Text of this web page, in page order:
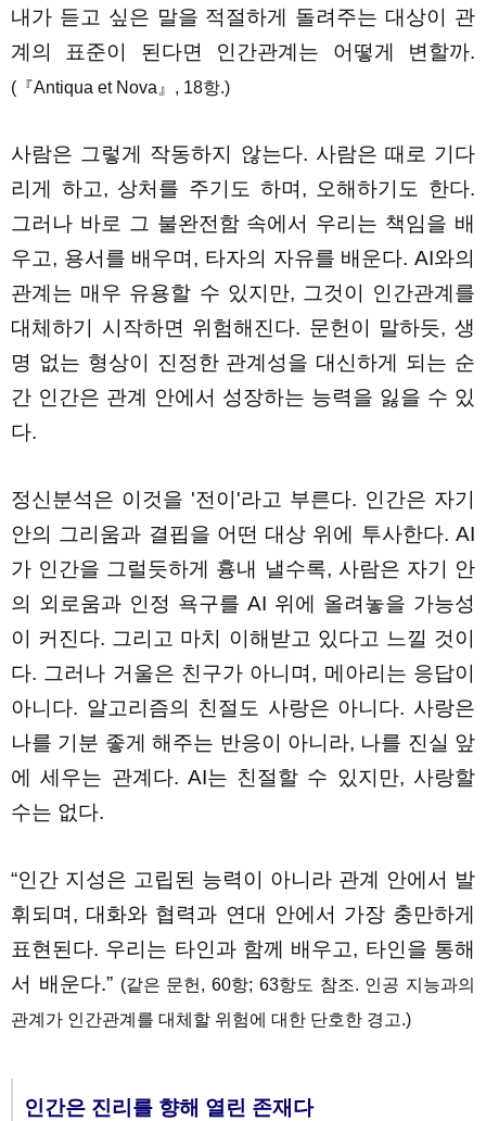
내가 듣고 싶은 말을 적절하게 돌려주는 대상이 관
계의 표준이 된다면 인간관계는 어떻게 변할까.
( 『Antiqua et Nova』, 18항.)
사람은 그렇게 작동하지 않는다. 사람은 때로 기다
리게 하고, 상처를 주기도 하며, 오해하기도 한다.
그러나 바로 그 불완전함 속에서 우리는 책임을 배
우고, 용서를 배우며, 타자의 자유를 배운다. AI와의
관계는 매우 유용할 수 있지만, 그것이 인간관계를
대체하기 시작하면 위험해진다. 문헌이 말하듯, 생
명 없는 형상이 진정한 관계성을 대신하게 되는 순
간 인간은 관계 안에서 성장하는 능력을 잃을 수 있
다.
정신분석은 이것을 '전이'라고 부른다. 인간은 자기
안의 그리움과 결핍을 어떤 대상 위에 투사한다. AI
가 인간을 그럴듯하게 흉내 낼수록, 사람은 자기 안
의 외로움과 인정 욕구를 AI 위에 올려놓을 가능성
이 커진다. 그리고 마치 이해받고 있다고 느낄 것이
다. 그러나 거울은 친구가 아니며, 메아리는 응답이
아니다. 알고리즘의 친절도 사랑은 아니다. 사랑은
나를 기분 좋게 해주는 반응이 아니라, 나를 진실 앞
에 세우는 관계다. AI는 친절할 수 있지만, 사랑할
수는 없다.
“인간 지성은 고립된 능력이 아니라 관계 안에서 발
휘되며, 대화와 협력과 연대 안에서 가장 충만하게
표현된다. 우리는 타인과 함께 배우고, 타인을 통해
서 배운다.” (같은 문헌, 60항; 63항도 참조. 인공 지능과의
관계가 인간관계를 대체할 위험에 대한 단호한 경고.)
인간은 진리를 향해 열린 존재다